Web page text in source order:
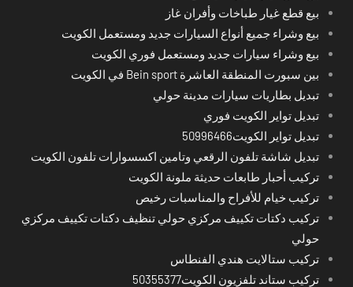
بيع قطع غيار طباخات وأفران غاز
بيع وشراء جميع أنواع السيارات جديد ومستعمل الكويت
بيع وشراء سيارات جديد ومستعمل فوري الكويت
بين سبورت المنطقة العاشرة Bein sport في الكويت
تبديل بطاريات سيارات مدينة حولي
تبديل تواير الكويت فوري
تبديل تواير الكويت50996466
تبديل شاشة تلفون الرقعي وتامين اكسسوارات تلفون الكويت
تركيب أحبار طابعات حديثة ملونة الكويت
تركيب خيام للأفراح والمناسبات رخيص
تركيب دكتات تكييف مركزي حولي تنظيف دكتات تكييف مركزي
حولي
تركيب ستالايت هندي الفنطاس
تركيب ستاند تلفزيون الكويت50355377